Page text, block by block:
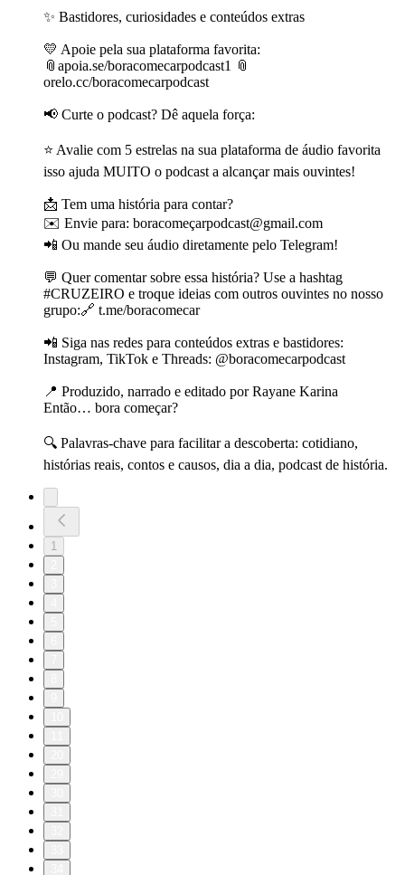
✨ Bastidores, curiosidades e conteúdos extras
💛 Apoie pela sua plataforma favorita:
📎apoia.se/boracomecarpodcast1 📎
orelo.cc/boracomecarpodcast
📢 Curte o podcast? Dê aquela força:
⭐ Avalie com 5 estrelas na sua plataforma de áudio favorita
isso ajuda MUITO o podcast a alcançar mais ouvintes!
📩 Tem uma história para contar?
✉️ Envie para: boracomeçarpodcast@gmail.com
📲 Ou mande seu áudio diretamente pelo Telegram!
💬 Quer comentar sobre essa história? Use a hashtag
#CRUZEIRO e troque ideias com outros ouvintes no nosso
grupo:🔗 t.me/boracomecar
📲 Siga nas redes para conteúdos extras e bastidores:
Instagram, TikTok e Threads: @boracomecarpodcast
📍 Produzido, narrado e editado por Rayane Karina
Então… bora começar?
🔍 Palavras-chave para facilitar a descoberta: cotidiano,
histórias reais, contos e causos, dia a dia, podcast de história.
1